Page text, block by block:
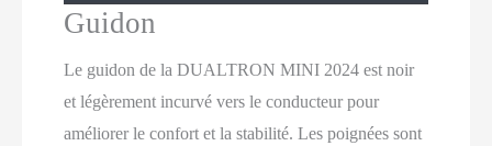
Guidon
Le guidon de la DUALTRON MINI 2024 est noir
et légèrement incurvé vers le conducteur pour
améliorer le confort et la stabilité. Les poignées sont